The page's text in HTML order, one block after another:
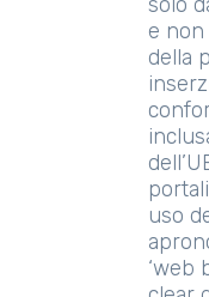
e non
della
uso
‘web